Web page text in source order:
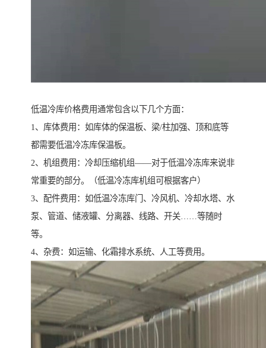
低温冷库价格费用通常包含以下几个方面：
1、库体费用：如库体的保温板、梁/柱加强、顶和底等
都需要低温冷冻库保温板。
2、机组费用：冷却压缩机组——对于低温冷冻库来说非
常重要的部分。（低温冷冻库机组可根据客户）
3、配件费用：如低温冷冻库门、冷风机、冷却水塔、水
泵、管道、储液罐、分离器、线路、开关……等随时
等。
4、杂费：如运输、化霜排水系统、人工等费用。